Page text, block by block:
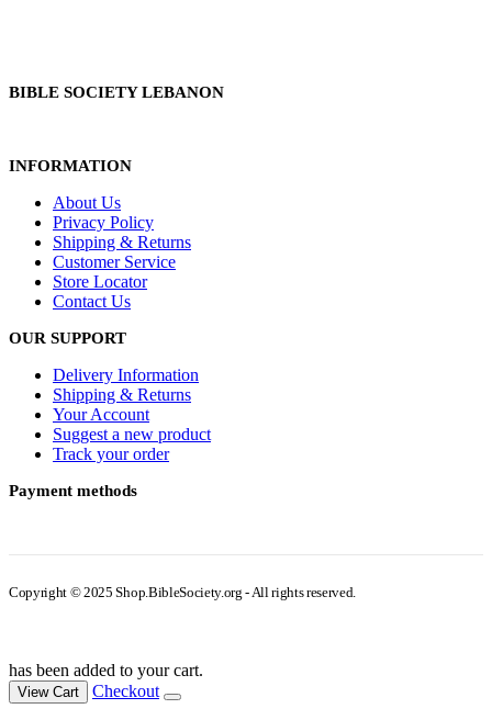
BIBLE SOCIETY LEBANON
INFORMATION
About Us
Privacy Policy
Shipping & Returns
Customer Service
Store Locator
Contact Us
OUR SUPPORT
Delivery Information
Shipping & Returns
Your Account
Suggest a new product
Track your order
Payment methods
Copyright © 2025 Shop.BibleSociety.org - All rights reserved.
has been added to your cart.
View Cart Checkout